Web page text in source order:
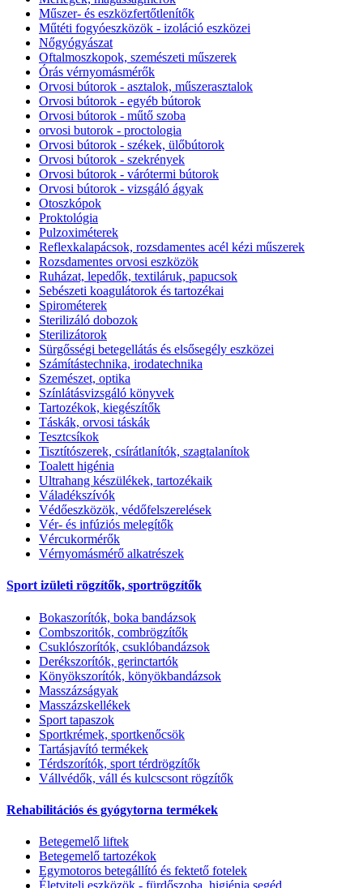
Műszer- és eszközfertőtlenítők
Műtéti fogyóeszközök - izoláció eszközei
Nőgyógyászat
Oftalmoszkopok, szemészeti műszerek
Órás vérnyomásmérők
Orvosi bútorok - asztalok, műszerasztalok
Orvosi bútorok - egyéb bútorok
Orvosi bútorok - műtő szoba
orvosi butorok - proctologia
Orvosi bútorok - székek, ülőbútorok
Orvosi bútorok - szekrények
Orvosi bútorok - várótermi bútorok
Orvosi bútorok - vizsgáló ágyak
Otoszkópok
Proktológia
Pulzoximéterek
Reflexkalapácsok, rozsdamentes acél kézi műszerek
Rozsdamentes orvosi eszközök
Ruházat, lepedők, textiláruk, papucsok
Sebészeti koagulátorok és tartozékai
Spirométerek
Sterilizáló dobozok
Sterilizátorok
Sürgősségi betegellátás és elsősegély eszközei
Számítástechnika, irodatechnika
Szemészet, optika
Színlátásvizsgáló könyvek
Tartozékok, kiegészítők
Táskák, orvosi táskák
Tesztcsíkok
Tisztítószerek, csírátlanítók, szagtalanítok
Toalett higénia
Ultrahang készülékek, tartozékaik
Váladékszívók
Védőeszközök, védőfelszerelések
Vér- és infúziós melegítők
Vércukormérők
Vérnyomásmérő alkatrészek
Sport izületi rögzítők, sportrögzítők
Bokaszorítók, boka bandázsok
Combszoritók, combrögzítők
Csuklószorítók, csuklóbandázsok
Derékszorítók, gerinctartók
Könyökszorítók, könyökbandázsok
Masszázságyak
Masszázskellékek
Sport tapaszok
Sportkrémek, sportkenőcsök
Tartásjavító termékek
Térdszorítók, sport térdrögzítők
Vállvédők, váll és kulcscsont rögzítők
Rehabilitációs és gyógytorna termékek
Betegemelő liftek
Betegemelő tartozékok
Egymotoros betegállító és fektető fotelek